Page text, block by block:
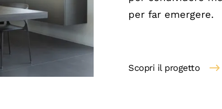
per far emergere.
Scopri il progetto